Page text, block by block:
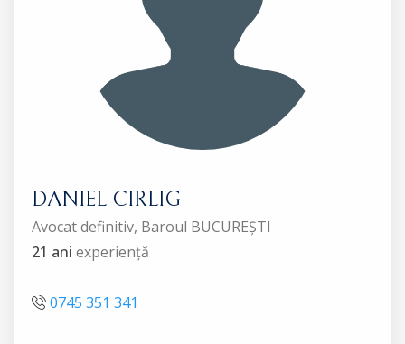
DANIEL CIRLIG
Avocat definitiv, Baroul BUCUREȘTI
21 ani experiență
0745 351 341